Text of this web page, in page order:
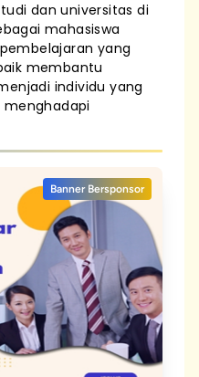
dan universitas di
mahasiswa
yang
membantu
individu yang
menghadapi
Banner Bersponsor